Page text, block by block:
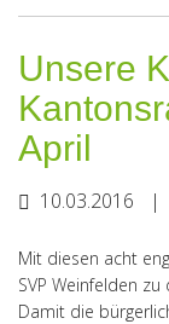
Unsere
April
10.03.2016 |
Mit diesen acht
SVP Weinfelden
Damit die